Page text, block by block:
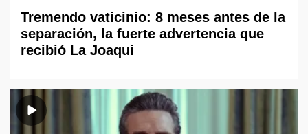
Tremendo vaticinio: 8 meses antes de la
separación, la fuerte advertencia que
recibió La Joaqui